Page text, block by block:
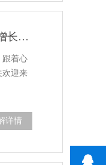
俄驻华商务代表：今年上半年俄罗斯对华化肥供应增长70%，大豆增长16%
跟着心
欢迎来
详情